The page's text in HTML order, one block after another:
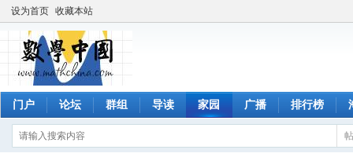
设为首页 收藏本站
门户 论坛 群组 导读 家园 广播 排行榜